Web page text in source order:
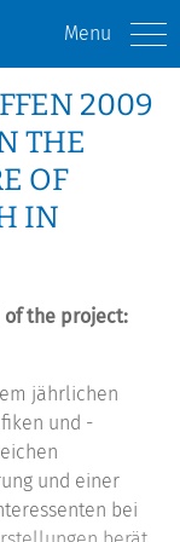
Menu
2009
THE
OF
IN
of the project:
jährlichen
und -
und einer
bei